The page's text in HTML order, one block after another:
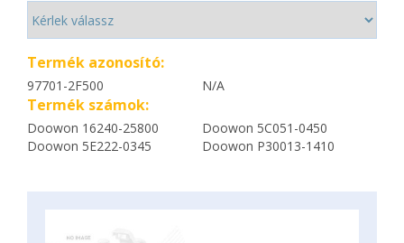
Termék azonosító:
97701-2F500 N/A
Termék számok:
Doowon 16240-25800
Doowon 5C051-0450
Doowon 5E222-0345
Doowon P30013-1410